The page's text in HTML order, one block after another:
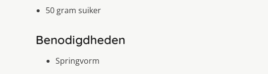
50 gram suiker
Benodigdheden
Springvorm